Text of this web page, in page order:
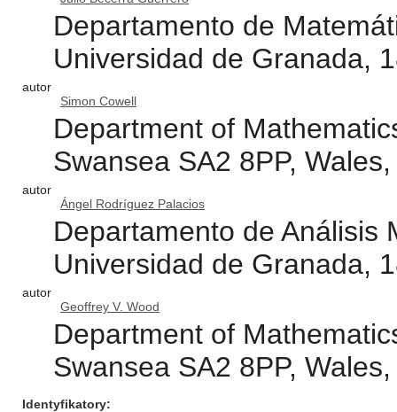
Departamento de
Universidad de Granada,
autor
Simon Cowell
Department of
Swansea SA2 8PP,
autor
Ángel Rodríguez Palacios
Departamento de Análisis
Universidad de Granada,
autor
Geoffrey V. Wood
Department of
Swansea SA2 8PP,
Identyfikatory